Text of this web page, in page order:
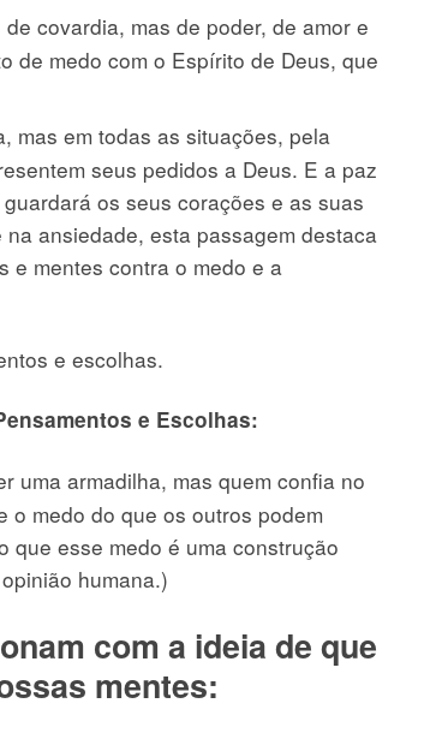
covardia, mas de poder, de amor e
de medo com o Espírito de Deus, que
mas em todas as situações, pela
seus pedidos a Deus. E a paz
os seus corações e as suas
ansiedade, esta passagem destaca
e mentes contra o medo e a
e escolhas.
e Escolhas:
uma armadilha, mas quem confia no
medo do que os outros podem
que esse medo é uma construção
humana.)
com a ideia de que
mentes: